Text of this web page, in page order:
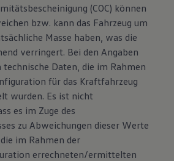
(COC) können
bzw. kann das Fahrzeug um
Masse haben, was die
verringert. Bei den Angaben
technische Daten, die im Rahmen
für das Kraftfahrzeug
wurden. Es ist nicht
es im Zuge des
zu Abweichungen dieser Werte
im Rahmen der
errechneten/ermittelten